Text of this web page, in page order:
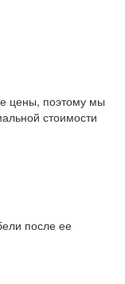
цены, поэтому мы
стоимости
после ее